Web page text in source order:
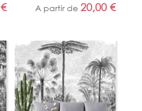
€ A partir de20,00€